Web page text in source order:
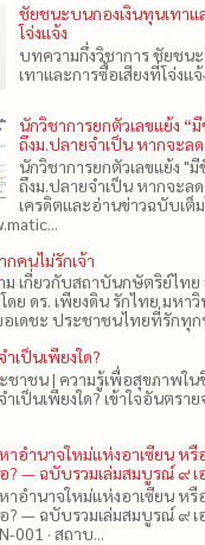
ชัยชนะบนกองเงินทุนเทาแ
โจ่งแจ้ง
บทความกึ่งวิชาการ ชัยชน
เทาและการซื้อเสียงที่โจ่งแจ้ง
นักวิชาการยกตัวเลขแย้ง “
ถึงม.ปลายจำเป็น หากจะล
นักวิชาการยกตัวเลขแย้ง "
ถึงม.ปลายจำเป็น หากจะล
เครดิตและอ่านข่าวฉบับเต็
คนไม่รักเจ้า
ม เกี่ยวกับสถาบันกษัตริย์ไท
ดย ดร.​ เพียงดิน รักไทย มหา
เดชะ ประชาชนไทยที่รักทุก
เป็นเพียงใด?
ชาชน | ความรู้เพื่อสุขภาพใ
เป็นเพียงใด? เข้าใจอันตราย
าอำนาจใหม่แห่งอาเซียน ห
? — ฉบับรวมเล่มสมบูรณ์ ๙ เ
าอำนาจใหม่แห่งอาเซียน ห
? — ฉบับรวมเล่มสมบูรณ์ ๙ เ
001 · สถาบ...